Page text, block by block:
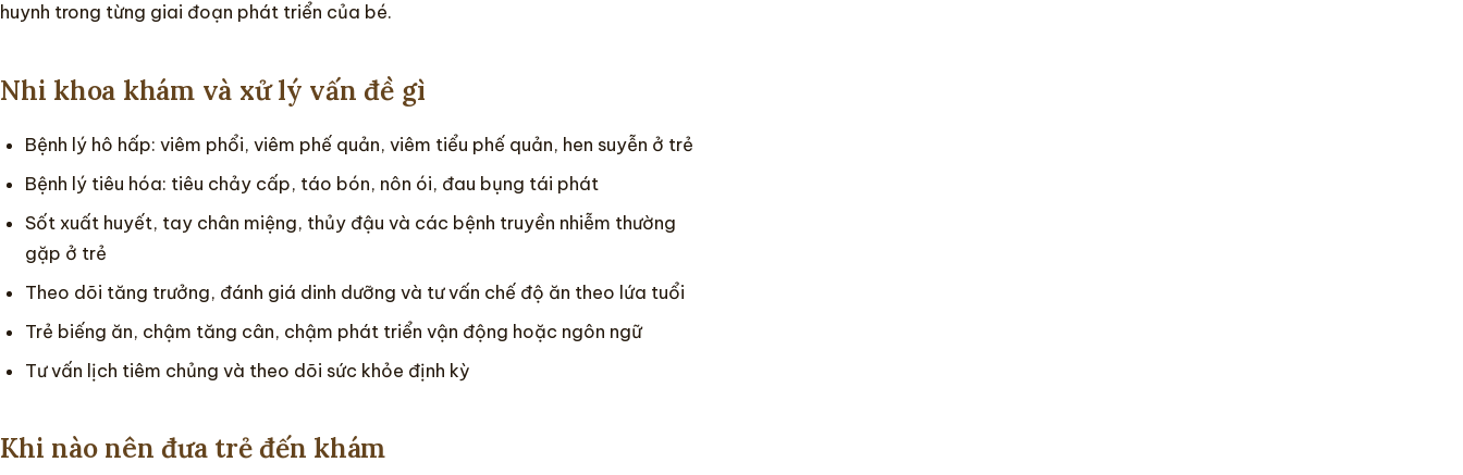
huynh trong từng giai đoạn phát triển của bé.
Nhi khoa khám và xử lý vấn đề gì
Bệnh lý hô hấp: viêm phổi, viêm phế quản, viêm tiểu phế quản, hen suyễn ở trẻ
Bệnh lý tiêu hóa: tiêu chảy cấp, táo bón, nôn ói, đau bụng tái phát
Sốt xuất huyết, tay chân miệng, thủy đậu và các bệnh truyền nhiễm thường
gặp ở trẻ
Theo dõi tăng trưởng, đánh giá dinh dưỡng và tư vấn chế độ ăn theo lứa tuổi
Trẻ biếng ăn, chậm tăng cân, chậm phát triển vận động hoặc ngôn ngữ
Tư vấn lịch tiêm chủng và theo dõi sức khỏe định kỳ
Khi nào nên đưa trẻ đến khám